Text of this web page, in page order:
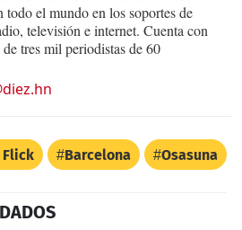
todo el mundo en los soportes de
televisión e internet. Cuenta con
tres mil periodistas de 60
Flick Barcelona Osasuna